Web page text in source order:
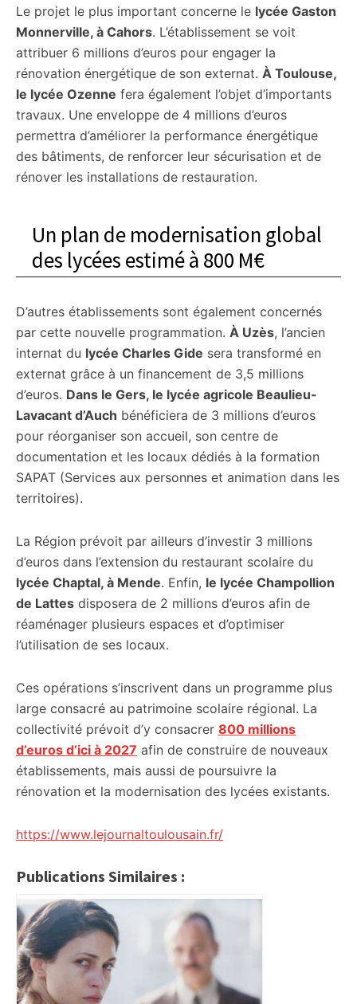
Le projet le plus important concerne le lycée Gaston
Monnerville, à Cahors. L’établissement se voit
attribuer 6 millions d’euros pour engager la
rénovation énergétique de son externat. À Toulouse,
le lycée Ozenne fera également l’objet d’importants
travaux. Une enveloppe de 4 millions d’euros
permettra d’améliorer la performance énergétique
des bâtiments, de renforcer leur sécurisation et de
rénover les installations de restauration.
Un plan de modernisation global
des lycées estimé à 800 M€
D’autres établissements sont également concernés
par cette nouvelle programmation. À Uzès, l’ancien
internat du lycée Charles Gide sera transformé en
externat grâce à un financement de 3,5 millions
d’euros. Dans le Gers, le lycée agricole Beaulieu-
Lavacant d’Auch bénéficiera de 3 millions d’euros
pour réorganiser son accueil, son centre de
documentation et les locaux dédiés à la formation
SAPAT (Services aux personnes et animation dans les
territoires).
La Région prévoit par ailleurs d’investir 3 millions
d’euros dans l’extension du restaurant scolaire du
lycée Chaptal, à Mende. Enfin, le lycée Champollion
de Lattes disposera de 2 millions d’euros afin de
réaménager plusieurs espaces et d’optimiser
l’utilisation de ses locaux.
Ces opérations s’inscrivent dans un programme plus
large consacré au patrimoine scolaire régional. La
collectivité prévoit d’y consacrer 800 millions
d’euros d’ici à 2027 afin de construire de nouveaux
établissements, mais aussi de poursuivre la
rénovation et la modernisation des lycées existants.
https://www.lejournaltoulousain.fr/
Publications Similaires :